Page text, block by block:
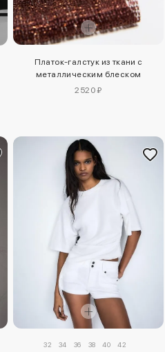
Платок-галстук из ткани с
металлическим блеском
2520 ₽
32 34 36 38 40 42